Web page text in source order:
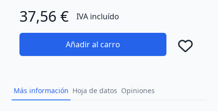
37,56 € IVA incluído
Añadir al carro
Más información Hoja de datos Opiniones